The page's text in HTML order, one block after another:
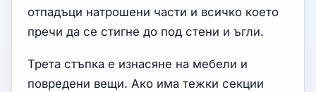
отпадъци натрошени части и всичко което
пречи да се стигне до под стени и ъгли.
Трета стъпка е изнасяне на мебели и
повредени вещи. Ако има тежки секции